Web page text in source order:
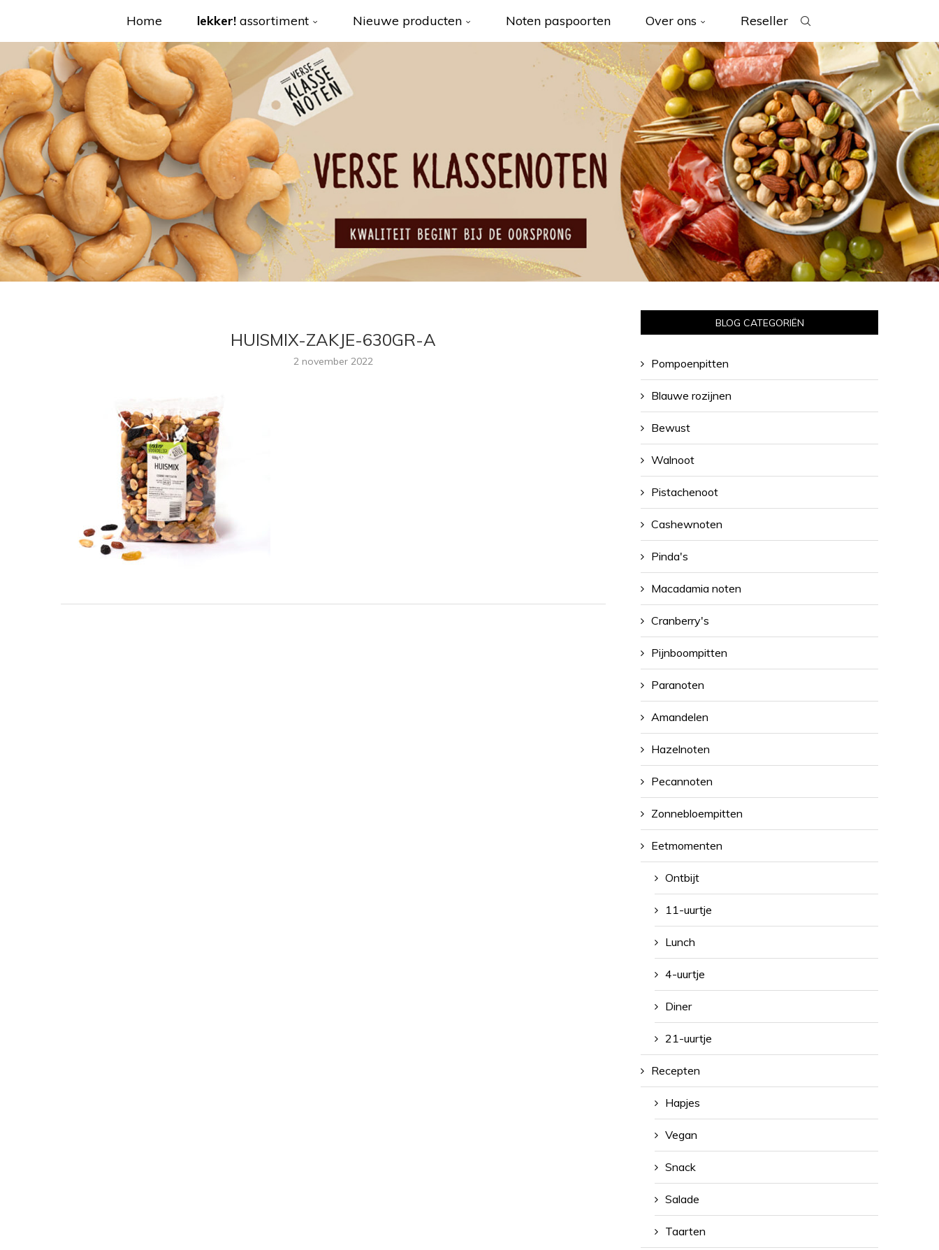
Home lekker! assortiment Nieuwe producten Noten paspoorten Over ons Reseller
HUISMIX-ZAKJE-630GR-A
2 november 2022
BLOG CATEGORIËN
Pompoenpitten
Blauwe rozijnen
Bewust
Walnoot
Pistachenoot
Cashewnoten
Pinda's
Macadamia noten
Cranberry's
Pijnboompitten
Paranoten
Amandelen
Hazelnoten
Pecannoten
Zonnebloempitten
Eetmomenten
Ontbijt
11-uurtje
Lunch
4-uurtje
Diner
21-uurtje
Recepten
Hapjes
Vegan
Snack
Salade
Taarten